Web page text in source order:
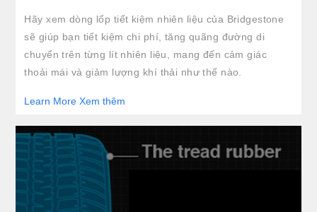
Hãy xem dòng lốp tiết kiệm nhiên liệu của Bridgestone
sẽ giúp bạn tiết kiệm chi phí, tăng quãng đường di
chuyển trên từng lít nhiên liệu, mang đến cảm giác
thoải mái và giảm lượng khí thải như thế nào.
Learn More Xem thêm